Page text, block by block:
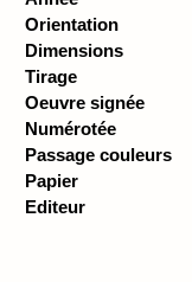
Orientation
Dimensions
Tirage
Oeuvre signée
Numérotée
Passage couleurs
Papier
Editeur